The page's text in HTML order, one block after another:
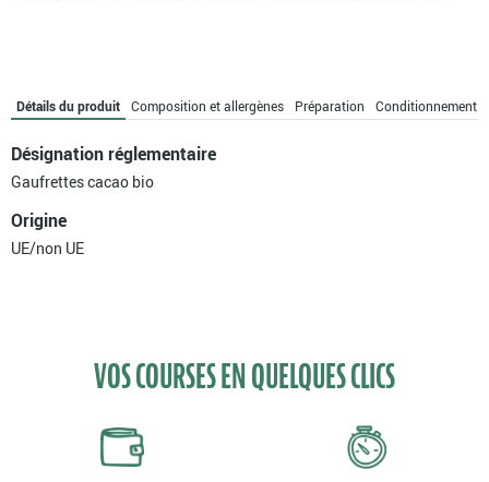
Détails du produit Composition et allergènes Préparation Conditionnement
Désignation réglementaire
Gaufrettes cacao bio
Origine
UE/non UE
VOS COURSES EN QUELQUES CLICS